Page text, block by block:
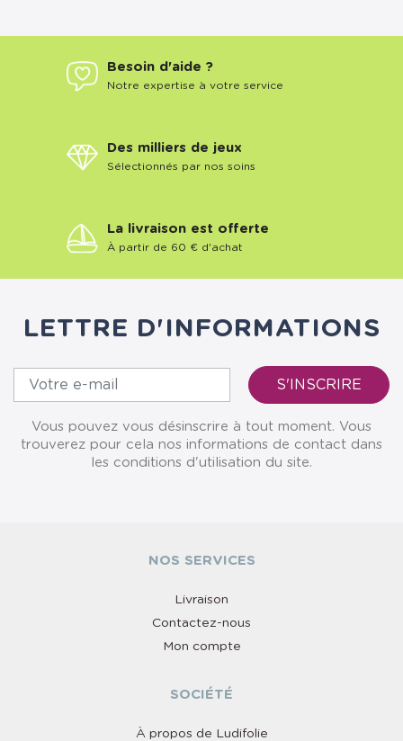
Besoin d'aide ?
Notre expertise à votre service
Des milliers de jeux
Sélectionnés par nos soins
La livraison est offerte
À partir de 60 € d'achat
LETTRE D'INFORMATIONS
Vous pouvez vous désinscrire à tout moment. Vous
trouverez pour cela nos informations de contact dans
les conditions d'utilisation du site.
NOS SERVICES
Livraison
Contactez-nous
Mon compte
SOCIÉTÉ
À propos de Ludifolie